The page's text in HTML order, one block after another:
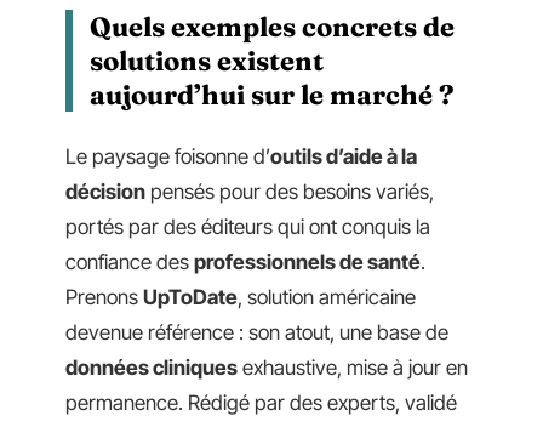
Quels exemples concrets de
solutions existent
aujourd’hui sur le marché ?
Le paysage foisonne d’outils d’aide à la
décision pensés pour des besoins variés,
portés par des éditeurs qui ont conquis la
confiance des professionnels de santé.
Prenons UpToDate, solution américaine
devenue référence : son atout, une base de
données cliniques exhaustive, mise à jour en
permanence. Rédigé par des experts, validé